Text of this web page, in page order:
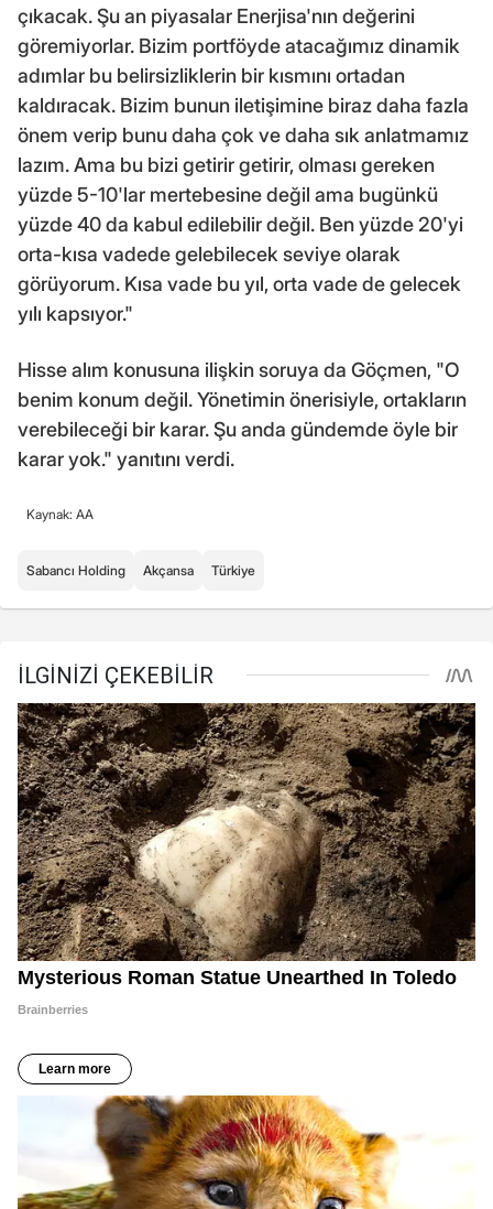
çıkacak. Şu an piyasalar Enerjisa'nın değerini
göremiyorlar. Bizim portföyde atacağımız dinamik
adımlar bu belirsizliklerin bir kısmını ortadan
kaldıracak. Bizim bunun iletişimine biraz daha fazla
önem verip bunu daha çok ve daha sık anlatmamız
lazım. Ama bu bizi getirir getirir, olması gereken
yüzde 5-10'lar mertebesine değil ama bugünkü
yüzde 40 da kabul edilebilir değil. Ben yüzde 20'yi
orta-kısa vadede gelebilecek seviye olarak
görüyorum. Kısa vade bu yıl, orta vade de gelecek
yılı kapsıyor."
Hisse alım konusuna ilişkin soruya da Göçmen, "O
benim konum değil. Yönetimin önerisiyle, ortakların
verebileceği bir karar. Şu anda gündemde öyle bir
karar yok." yanıtını verdi.
Kaynak: AA
Sabancı Holding Akçansa Türkiye